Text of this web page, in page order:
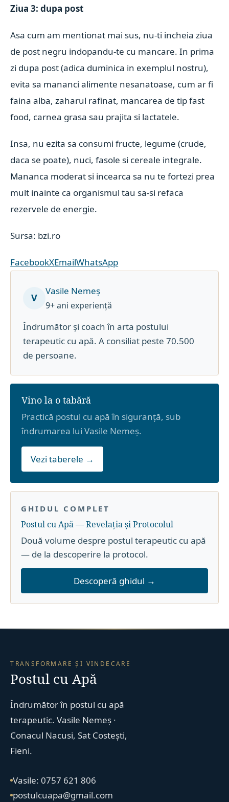
Ziua 3: dupa post
Asa cum am mentionat mai sus, nu-ti incheia ziua
de post negru indopandu-te cu mancare. In prima
zi dupa post (adica duminica in exemplul nostru),
evita sa mananci alimente nesanatoase, cum ar fi
faina alba, zaharul rafinat, mancarea de tip fast
food, carnea grasa sau prajita si lactatele.
Insa, nu ezita sa consumi fructe, legume (crude,
daca se poate), nuci, fasole si cereale integrale.
Mananca moderat si incearca sa nu te fortezi prea
mult inainte ca organismul tau sa-si refaca
rezervele de energie.
Sursa: bzi.ro
FacebookXEmailWhatsApp
V
Vasile Nemeș
9+ ani experiență
Îndrumător și coach în arta postului
terapeutic cu apă. A consiliat peste 70.500
de persoane.
Vino la o tabără
Practică postul cu apă în siguranță, sub
îndrumarea lui Vasile Nemeș.
Vezi taberele →
GHIDUL COMPLET
Postul cu Apă — Revelația și Protocolul
Două volume despre postul terapeutic cu apă
— de la descoperire la protocol.
Descoperă ghidul →
TRANSFORMARE ȘI VINDECARE
Postul cu Apă
Îndrumător în postul cu apă
terapeutic. Vasile Nemeș ·
Conacul Nacusi, Sat Costești,
Fieni.
Vasile: 0757 621 806
postulcuapa@gmail.com